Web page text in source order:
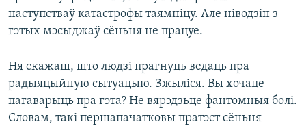
наступстваў катастрофы таямніцу. Але ніводзін з
гэтых мэсыджаў сёньня не працуе.
Ня скажаш, што людзі прагнуць ведаць пра
радыяцыйную сытуацыю. Зжыліся. Вы хочаце
пагаварыць пра гэта? Не вярэдзьце фантомныя болі.
Словам, такі першапачатковы пратэст сёньня